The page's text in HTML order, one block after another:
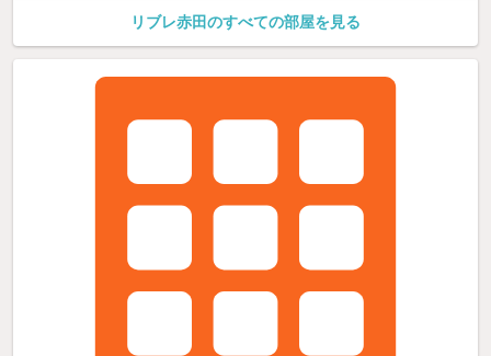
リブレ赤田のすべての部屋を見る